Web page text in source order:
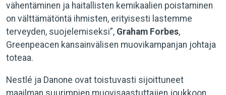
vähentäminen ja haitallisten kemikaalien poistaminen
on välttämätöntä ihmisten, erityisesti lastemme
terveyden, suojelemiseksi”, Graham Forbes,
Greenpeacen kansainvälisen muovikampanjan johtaja
toteaa.
Nestlé ja Danone ovat toistuvasti sijoittuneet
maailman suurimpien muovisaastuttajien joukkoon